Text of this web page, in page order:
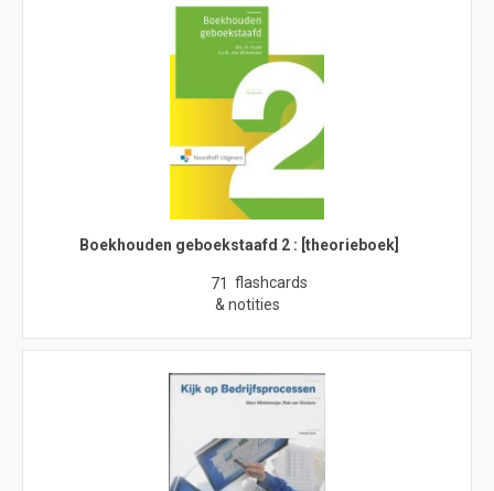
Boekhouden geboekstaafd 2 : [theorieboek]
71 flashcards
& notities